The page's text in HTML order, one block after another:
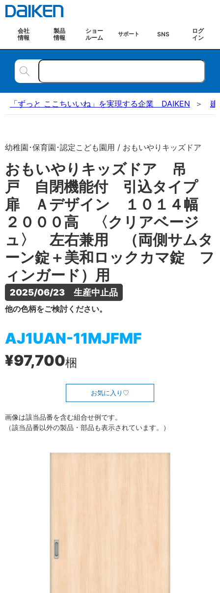
会社
情報
製品
情報
ショー
ルーム
サポート SNS
ログ
イン
「ずっと ここちいいね」を実現する企業 DAIKEN 建
幼稚園･保育園･認定こども園用 / おもいやりキッズドア
おもいやりキッズドア 吊
戸 自閉機能付 引込タイプ
扉 Ａデザイン １０１４幅
２０００高 〈クリアベージ
ュ〉 左右兼用 （両側サムタ
ーン錠＋美和ロックカマ錠 フ
ィンガード）用
2025/06/23　生産中止品
他の色柄をご検討ください。
AJ1UAN-11MJFMF
¥97,700梱
お気に入り
画像は該当品番を含む組合せ例です。
（該当品番以外の製品・部品も表示されています。）